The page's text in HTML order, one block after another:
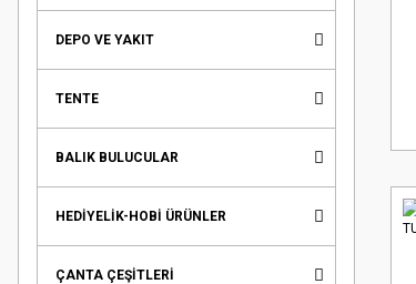
DEPO VE YAKIT
TENTE
BALIK BULUCULAR
HEDİYELİK-HOBİ ÜRÜNLER
ÇANTA ÇEŞİTLERİ